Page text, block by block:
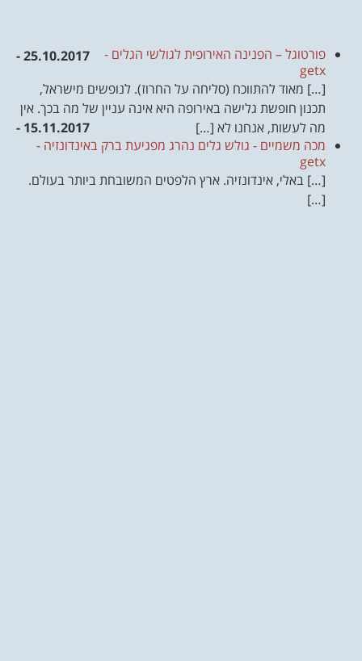
25.10.2017 -
פורטוגל – הפנינה האירופית לגולשי הגלים -
getx
[…] מאוד להתווכח (סליחה על החרוז). לנופשים מישראל,
תכנון חופשת גלישה באירופה היא אינה עניין של מה בכך. אין
מה לעשות, אנחנו לא […]
15.11.2017 -
מכה משמיים - גולש גלים נהרג מפגיעת ברק באינדונזיה -
getx
[…] באלי, אינדונזיה. ארץ הלפטים המשובחת ביותר בעולם.
[…]